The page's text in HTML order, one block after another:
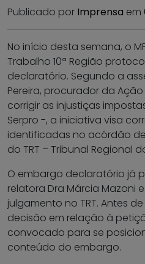
Publicado por Imprensa em
No início desta semana, o
Trabalho 10ª Região
declaratório. Segundo a
Pereira, procurador da Ação
corrigir as injustiças
Serpro -, a iniciativa visa
identificadas no acórdão
do TRT – Tribunal Regional
O embargo declaratório já
relatora Dra Márcia Mazoni
julgamento no TRT. Antes
decisão em relação à
convocado para se
conteúdo do embargo.